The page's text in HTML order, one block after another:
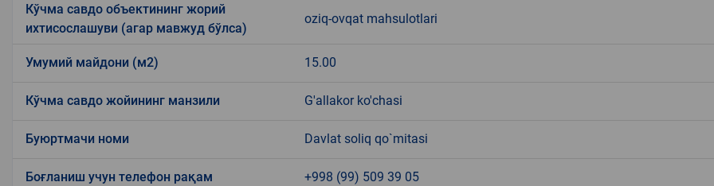
Кўчма савдо объектининг жорий
ихтисослашуви (агар мавжуд бўлса)
oziq-ovqat mahsulotlari
Умумий майдони (м2) 15.00
Кўчма савдо жойининг манзили G'allakor ko'chasi
Буюртмачи номи Davlat soliq qo`mitasi
Боғланиш учун телефон рақам +998 (99) 509 39 05